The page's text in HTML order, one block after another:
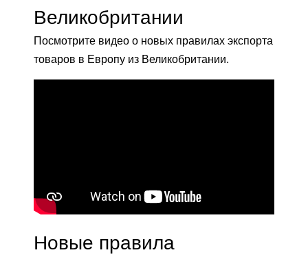
Великобритании
Посмотрите видео о новых правилах экспорта
товаров в Европу из Великобритании.
Новые правила